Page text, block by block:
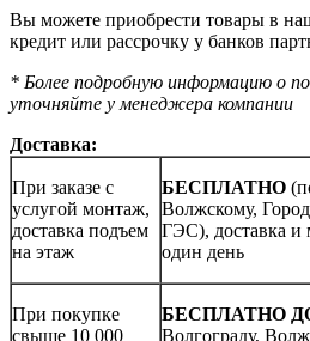
Вы можете приобрести товары в
кредит или рассрочку у банков
* Более подробную информацию о
уточняйте у менеджера компании
Доставка:
При заказе с
услугой монтаж,
доставка подъем
на этаж
БЕСПЛАТНО
Волжскому,
ГЭС), доставка и
один день
При покупке
свыше 10 000
БЕСПЛАТНО
Волгограду,